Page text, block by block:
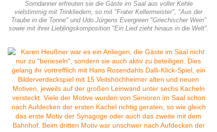
Sorndanner erfreuten sie die Gäste im Saal aus voller Kehle
vielstimmig mit Trinkliedern, so mit "Frater Kellermeister", "Aus der
Traube in die Tonne" und Udo Jürgens Evergreen "Griechischer Wein"
sowie mit ihrer Lieblingskomposition "Ein Lied zieht hinaus in die Welt".